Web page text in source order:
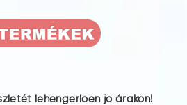
lehengerlően jó árakon!